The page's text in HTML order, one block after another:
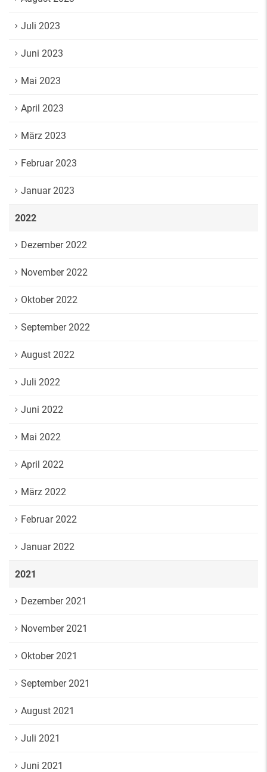
Juli 2023
Juni 2023
Mai 2023
April 2023
März 2023
Februar 2023
Januar 2023
2022
Dezember 2022
November 2022
Oktober 2022
September 2022
August 2022
Juli 2022
Juni 2022
Mai 2022
April 2022
März 2022
Februar 2022
Januar 2022
2021
Dezember 2021
November 2021
Oktober 2021
September 2021
August 2021
Juli 2021
Juni 2021